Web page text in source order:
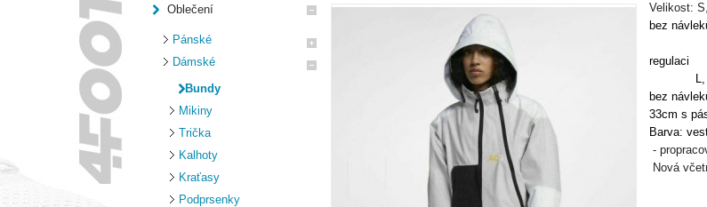
Oblečení
Pánské
Dámské
Bundy
Mikiny
Trička
Kalhoty
Kraťasy
Podprsenky
Velikost: S,
bez
regulaci
L,
bez
33cm s
Barva:
-
Nová